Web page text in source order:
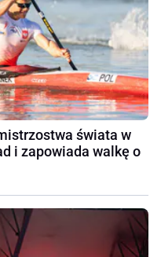
świata w
i zapowiada walkę o